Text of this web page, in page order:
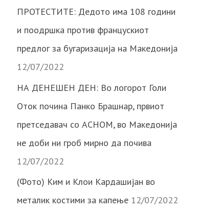
ПРОТЕСТИТЕ: Дедото има 108 години
и поодршка против францускиот
предлог за бугаризација на Македонија
12/07/2022
НА ДЕНЕШЕН ДЕН: Во логорот Голи
Оток почина Панко Брашнар, првиот
претседавач со АСНОМ, во Македонија
не доби ни гроб мирно да почива
12/07/2022
(Фото) Ким и Клои Кардашијан во
металик костими за капење 12/07/2022